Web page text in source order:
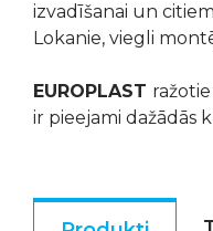
izvadīšanai un
Lokanie, viegli
EUROPLAST
ir pieejami dažādās